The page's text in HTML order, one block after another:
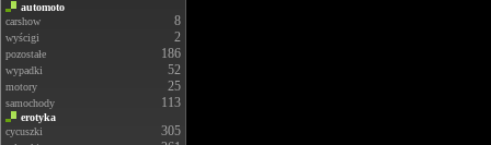
automoto
carshow
8
wyścigi 2
pozostałe 186
wypadki 52
motory 25
samochody 113
erotyka
cycuszki
305